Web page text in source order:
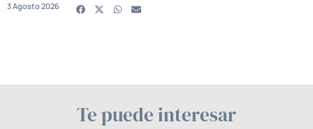
3 Agosto 2026
Te puede interesar